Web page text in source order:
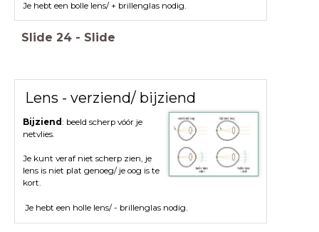
Je hebt een bolle lens/ + brillenglas nodig.
Slide 24 - Slide
Lens - verziend/ bijziend
Je hebt een holle lens/ - brillenglas nodig.
Bijziend: beeld scherp vóór je
netvlies.
Je kunt veraf niet scherp zien, je
lens is niet plat genoeg/ je oog is te
kort.